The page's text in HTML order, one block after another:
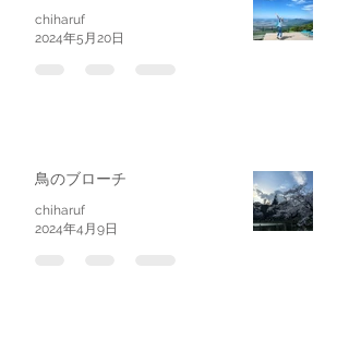
chiharuf
2024年5月20日
鳥のブローチ
chiharuf
2024年4月9日